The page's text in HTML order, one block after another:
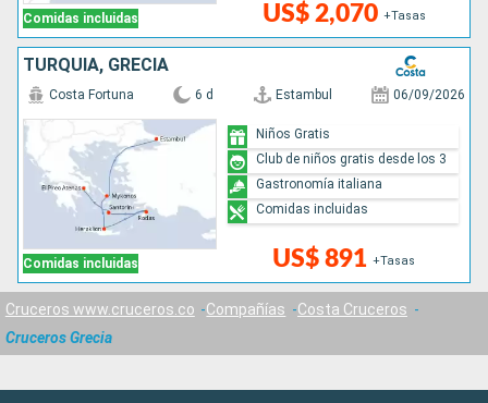
Comidas incluidas US$ 2,070 +Tasas
TURQUÍA, GRECIA
Comidas incluidas
Costa Fortuna 6 d Estambul 06/09/2026
US$ 891 +Tasas
Niños Gratis
Club de niños gratis desde los 3
Gastronomía italiana
Comidas incluidas
Cruceros www.cruceros.co Compañías
Costa Cruceros
Cruceros Grecia